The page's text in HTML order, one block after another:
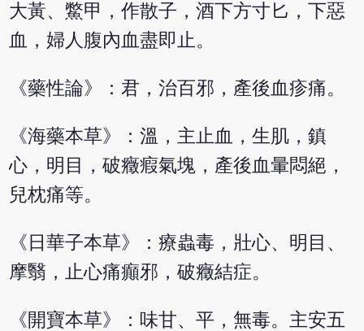
大黃、鱉甲，作散子，酒下方寸匕，下惡
血，婦人腹內血盡即止。
《藥性論》：君，治百邪，產後血疹痛。
《海藥本草》：溫，主止血，生肌，鎮
心，明目，破癥瘕氣塊，產後血暈悶絕，
兒枕痛等。
《日華子本草》：療蟲毒，壯心、明目、
摩翳，止心痛癲邪，破癥結症。
《開寶本草》：味甘、平，無毒。主安五